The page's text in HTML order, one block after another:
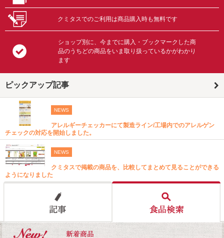
クミタスでのご利用は商品購入時も無料です
ショップ別に、今までに購入・ブックマークした商
品のうちどの商品をいま取り扱っているかがわかり
ます
ピックアップ記事
NEWS
アレルギーチェッカーにて製造ライン/工場内でのアレルゲン
チェックの対応を開始しました。
NEWS
クミタスで掲載の商品を、比較してまとめて見ることができる
ようになりました